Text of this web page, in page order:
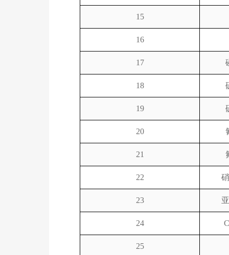
15
16
17
18
19
20
21
22
23
24
25